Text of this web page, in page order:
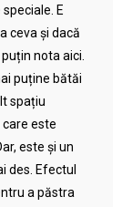
E
ceva și dacă
nota aici.
puține bătăi
spațiu
este
este și un
des. Efectul
a păstra